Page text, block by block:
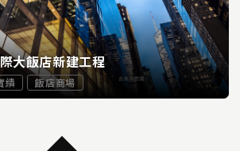
大飯店新建工程
績 飯店商場